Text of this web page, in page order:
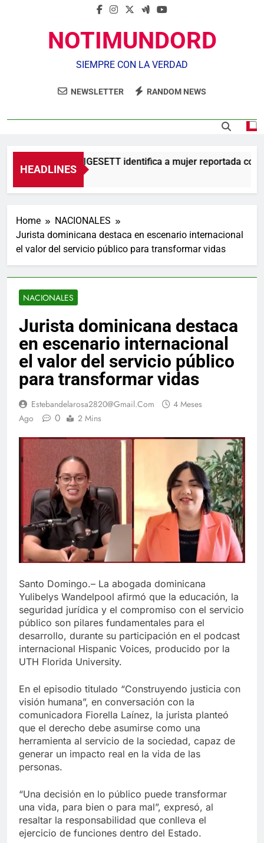
NOTIMUNDORD
SIEMPRE CON LA VERDAD
NEWSLETTER RANDOM NEWS
HEADLINES
Agente de la DIGESETT identifica a mujer reportada
5 Horas Ago
Home
NACIONALES
Jurista dominicana destaca en escenario internacional
el valor del servicio público para transformar vidas
NACIONALES
Jurista dominicana destaca
en escenario internacional
el valor del servicio público
para transformar vidas
Estebandelarosa2820@gmail.com
4 Meses
Ago
0 2 Mins
Santo Domingo.– La abogada dominicana
Yulibelys Wandelpool afirmó que la educación, la
seguridad jurídica y el compromiso con el servicio
público son pilares fundamentales para el
desarrollo, durante su participación en el podcast
internacional Hispanic Voices, producido por la
UTH Florida University.
En el episodio titulado “Construyendo justicia con
visión humana”, en conversación con la
comunicadora Fiorella Laínez, la jurista planteó
que el derecho debe asumirse como una
herramienta al servicio de la sociedad, capaz de
generar un impacto real en la vida de las
personas.
“Una decisión en lo público puede transformar
una vida, para bien o para mal”, expresó, al
resaltar la responsabilidad que conlleva el
ejercicio de funciones dentro del Estado.